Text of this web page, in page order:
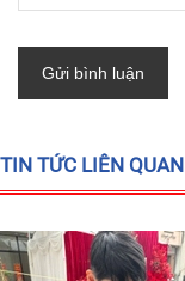
Gửi bình luận
TIN TỨC LIÊN QUAN